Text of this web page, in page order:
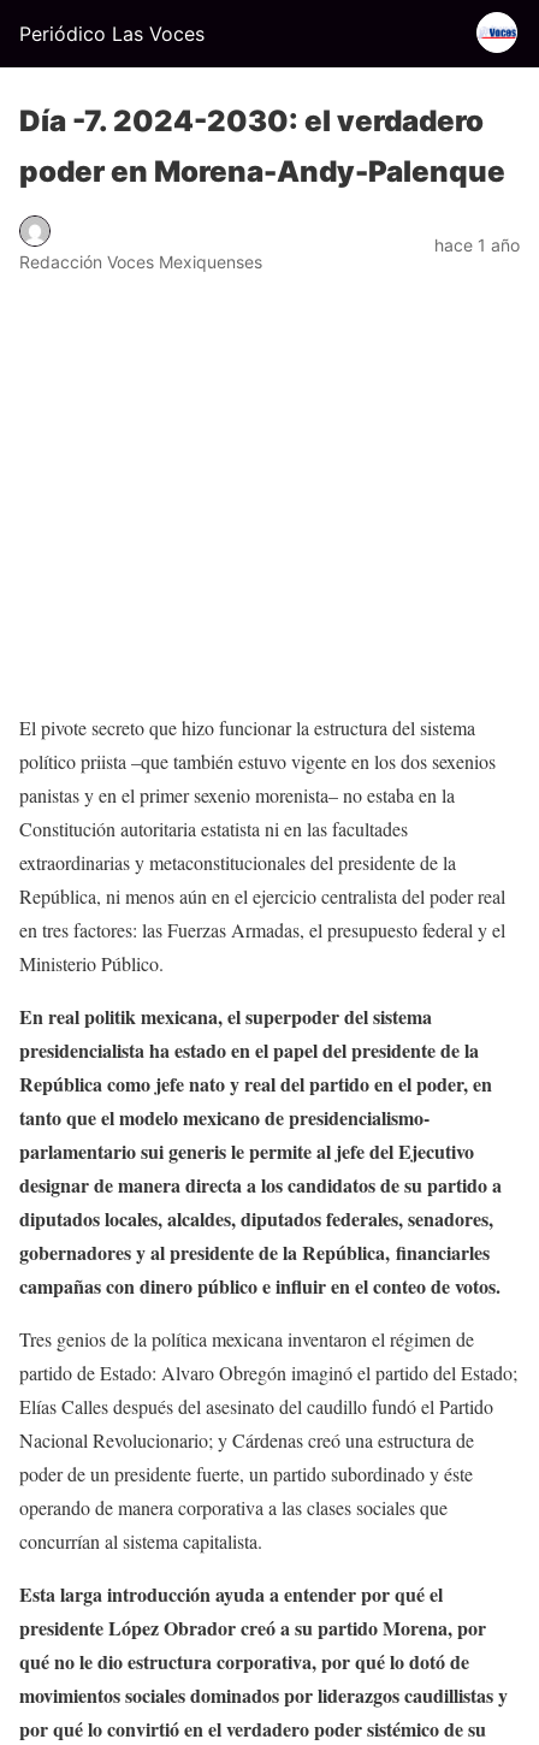
Periódico Las Voces
Día -7. 2024-2030: el verdadero
poder en Morena-Andy-Palenque
Redacción Voces Mexiquenses
hace 1 año
El pivote secreto que hizo funcionar la estructura del sistema
político priista –que también estuvo vigente en los dos sexenios
panistas y en el primer sexenio morenista– no estaba en la
Constitución autoritaria estatista ni en las facultades
extraordinarias y metaconstitucionales del presidente de la
República, ni menos aún en el ejercicio centralista del poder real
en tres factores: las Fuerzas Armadas, el presupuesto federal y el
Ministerio Público.
En real politik mexicana, el superpoder del sistema
presidencialista ha estado en el papel del presidente de la
República como jefe nato y real del partido en el poder, en
tanto que el modelo mexicano de presidencialismo-
parlamentario sui generis le permite al jefe del Ejecutivo
designar de manera directa a los candidatos de su partido a
diputados locales, alcaldes, diputados federales, senadores,
gobernadores y al presidente de la República, financiarles
campañas con dinero público e influir en el conteo de votos.
Tres genios de la política mexicana inventaron el régimen de
partido de Estado: Alvaro Obregón imaginó el partido del Estado;
Elías Calles después del asesinato del caudillo fundó el Partido
Nacional Revolucionario; y Cárdenas creó una estructura de
poder de un presidente fuerte, un partido subordinado y éste
operando de manera corporativa a las clases sociales que
concurrían al sistema capitalista.
Esta larga introducción ayuda a entender por qué el
presidente López Obrador creó a su partido Morena, por
qué no le dio estructura corporativa, por qué lo dotó de
movimientos sociales dominados por liderazgos caudillistas y
por qué lo convirtió en el verdadero poder sistémico de su